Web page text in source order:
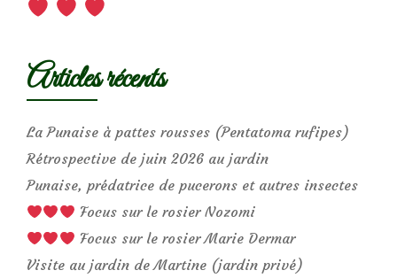
Articles récents
La Punaise à pattes rousses (Pentatoma rufipes)
Rétrospective de juin 2026 au jardin
Punaise, prédatrice de pucerons et autres insectes
Focus sur le rosier Nozomi
Focus sur le rosier Marie Dermar
Visite au jardin de Martine (jardin privé)